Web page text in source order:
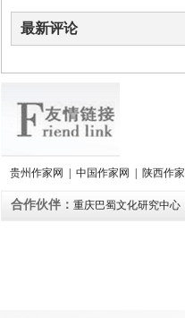
最新评论
贵州作家网 | 中国作家网 | 陕西作
合作伙伴： 重庆巴蜀文化研究中心